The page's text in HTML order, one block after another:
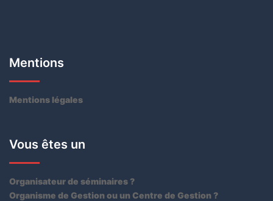
Mentions
Mentions légales
Vous êtes un
Organisateur de séminaires ?
Organisme de Gestion ou un Centre de Gestion ?